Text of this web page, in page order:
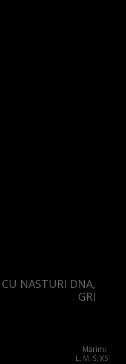
NASTURI DNA,
GRI
Mărimi:
L, M, S, XS